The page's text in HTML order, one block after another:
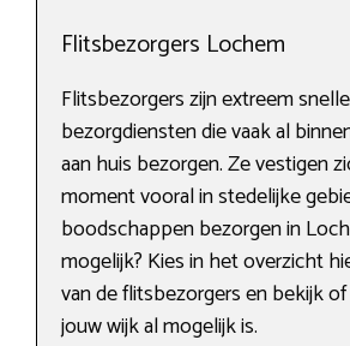
Flitsbezorgers Lochem
Flitsbezorgers zijn extreem
bezorgdiensten die vaak al
aan huis bezorgen. Ze vestigen
moment vooral in stedelijke
boodschappen bezorgen in
mogelijk? Kies in het overzicht
van de flitsbezorgers en bekijk
jouw wijk al mogelijk is.